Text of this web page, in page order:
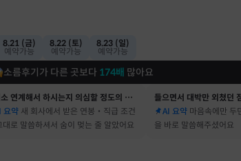
8.21 (금)
예약가능
8.22 (토)
예약가능
8.23 (일)
예약가능
소름후기가 다른 곳보다 174배 많아요
흥신소 연계해서 하시는지 의심할 정도의 정확함
요약 새 회사에서 받은 연봉‧직급 조건
대로 말씀하셔서 숨이 멎는 줄 알았어요
들으면서 대박만 외쳤던
AI 요약 마음속에만 두
을 바로 말씀해주셨어요